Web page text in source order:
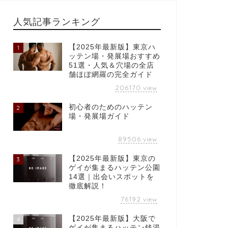
人気記事ランキング
1
【2025年最新版】東京ハ
ッテン場・発展場おすすめ
51選・人気＆穴場の全店
舗ほぼ網羅の完全ガイド
206170 view
2
初心者のためのハッテン
場・発展場ガイド
89506 view
3
【2025年最新版】東京の
ゲイが集まるハッテン公園
14選｜出会いスポットを
徹底解説！
76192 view
4
【2025年最新版】大阪で